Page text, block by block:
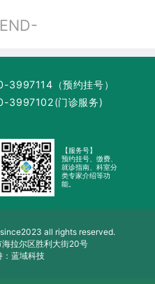
3997114（预约挂号）
3997102(门诊服务)
【服务号】
预约挂号、缴费、
就诊指南、科室分
类专家介绍等功
能。
all rights reserved.
拉尔区胜利大街20号
：蓝域科技